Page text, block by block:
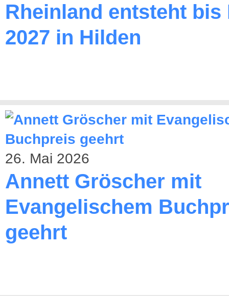
Rheinland entsteht bis
2027 in Hilden
26. Mai 2026
Annett Gröscher mit
Evangelischem
geehrt